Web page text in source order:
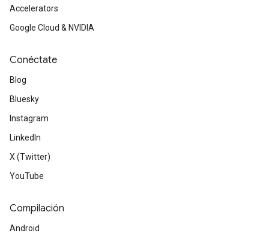
Accelerators
Google Cloud & NVIDIA
Conéctate
Blog
Bluesky
Instagram
LinkedIn
X (Twitter)
YouTube
Compilación
Android